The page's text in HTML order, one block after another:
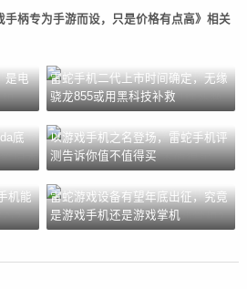
柄专为手游而设，只是价格有点高》相关
是电
雷蛇手机二代上市时间确定，无缘
骁龙855或用黑科技补救
底
以游戏手机之名登场，雷蛇手机评
测告诉你值不值得买
机能
雷蛇游戏设备有望年底出征，究竟
是游戏手机还是游戏掌机